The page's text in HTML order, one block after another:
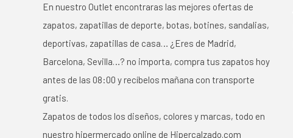
En nuestro Outlet encontraras las mejores ofertas de
zapatos, zapatillas de deporte, botas, botines, sandalias,
deportivas, zapatillas de casa… ¿Eres de Madrid,
Barcelona, Sevilla…? no importa, compra tus zapatos hoy
antes de las 08:00 y recíbelos mañana con transporte
gratis.
Zapatos de todos los diseños, colores y marcas, todo en
nuestro hipermercado online de Hipercalzado.com